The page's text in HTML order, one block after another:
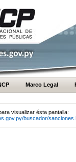
Marco Legal
visualizar ésta pantalla:
buscador/